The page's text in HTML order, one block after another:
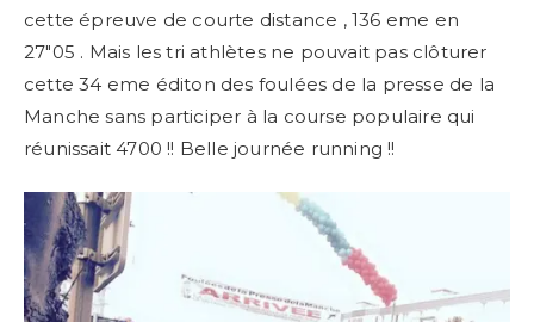
cette épreuve de courte distance , 136 eme en
27″05 . Mais les tri athlètes ne pouvait pas clôturer
cette 34 eme éditon des foulées de la presse de la
Manche sans participer à la course populaire qui
réunissait 4700 !! Belle journée running !!